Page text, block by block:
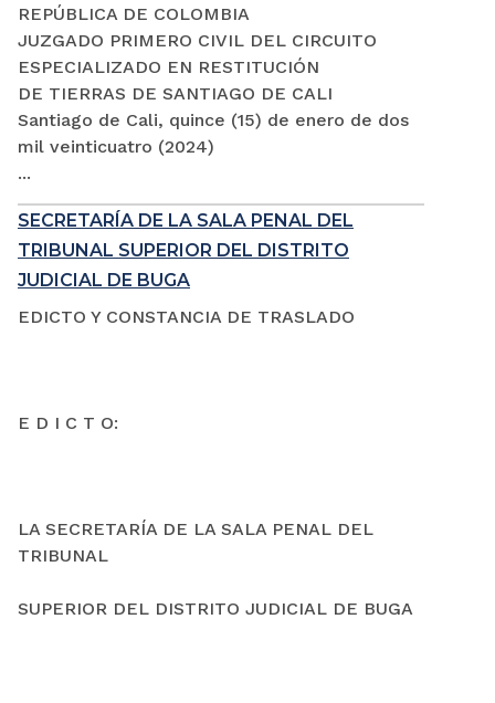
REPÚBLICA DE COLOMBIA
JUZGADO PRIMERO CIVIL DEL CIRCUITO
ESPECIALIZADO EN RESTITUCIÓN
DE TIERRAS DE SANTIAGO DE CALI
Santiago de Cali, quince (15) de enero de dos
mil veinticuatro (2024)
...
SECRETARÍA DE LA SALA PENAL DEL
TRIBUNAL SUPERIOR DEL DISTRITO
JUDICIAL DE BUGA
EDICTO Y CONSTANCIA DE TRASLADO
E D I C T O:
LA SECRETARÍA DE LA SALA PENAL DEL
TRIBUNAL
SUPERIOR DEL DISTRITO JUDICIAL DE BUGA